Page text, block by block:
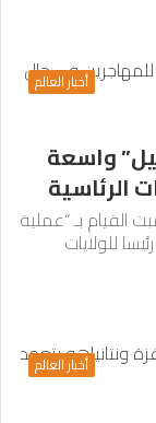
أخبار العالم
واسعة
الرئاسية
القيام بـ “عملية
للولايات
أخبار العالم